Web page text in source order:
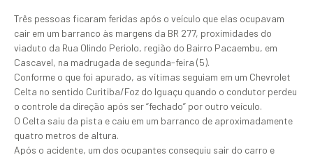
Três pessoas ficaram feridas após o veículo que elas ocupavam
cair em um barranco às margens da BR 277, proximidades do
viaduto da Rua Olindo Periolo, região do Bairro Pacaembu, em
Cascavel, na madrugada de segunda-feira (5).
Conforme o que foi apurado, as vítimas seguiam em um Chevrolet
Celta no sentido Curitiba/Foz do Iguaçu quando o condutor perdeu
o controle da direção após ser “fechado” por outro veículo.
O Celta saiu da pista e caiu em um barranco de aproximadamente
quatro metros de altura.
Após o acidente, um dos ocupantes conseguiu sair do carro e